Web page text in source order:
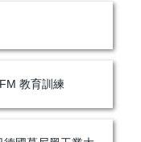
教育訓練